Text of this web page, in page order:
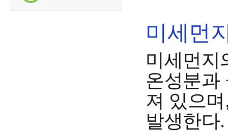
미세먼
미세먼지
온성분과
져 있으
발생한다.